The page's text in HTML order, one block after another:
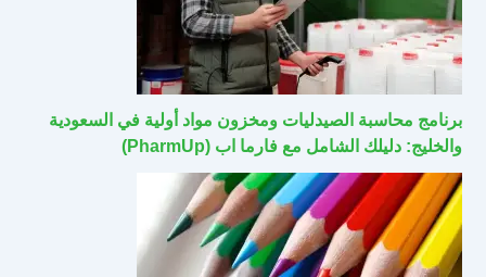
برنامج محاسبة الصيدليات ومخزون مواد أولية في السعودية
والخليج: دليلك الشامل مع فارما اب (PharmUp)